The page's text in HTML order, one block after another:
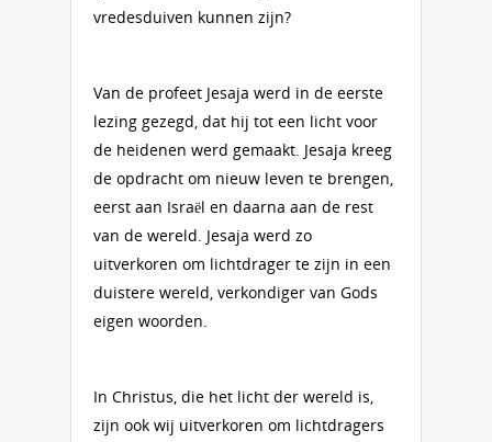
vredesduiven kunnen zijn?
Van de profeet Jesaja werd in de eerste
lezing gezegd, dat hij tot een licht voor
de heidenen werd gemaakt. Jesaja kreeg
de opdracht om nieuw leven te brengen,
eerst aan Israël en daarna aan de rest
van de wereld. Jesaja werd zo
uitverkoren om lichtdrager te zijn in een
duistere wereld, verkondiger van Gods
eigen woorden.
In Christus, die het licht der wereld is,
zijn ook wij uitverkoren om lichtdragers